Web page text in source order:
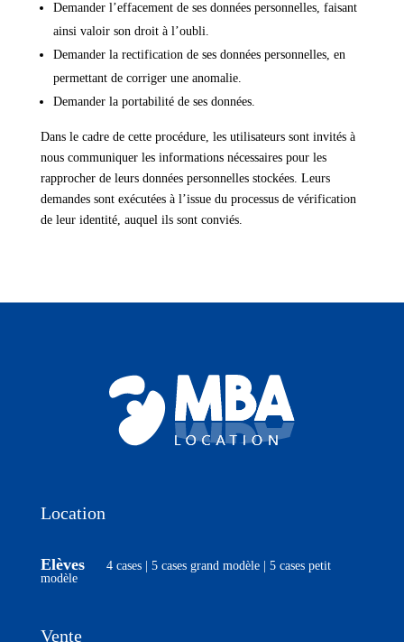
Demander l’effacement de ses données personnelles, faisant
ainsi valoir son droit à l’oubli.
Demander la rectification de ses données personnelles, en
permettant de corriger une anomalie.
Demander la portabilité de ses données.
Dans le cadre de cette procédure, les utilisateurs sont invités à
nous communiquer les informations nécessaires pour les
rapprocher de leurs données personnelles stockées. Leurs
demandes sont exécutées à l’issue du processus de vérification
de leur identité, auquel ils sont conviés.
Location
Élèves 4 cases| 5 cases grand modèle| 5 cases petit
modèle
Vente